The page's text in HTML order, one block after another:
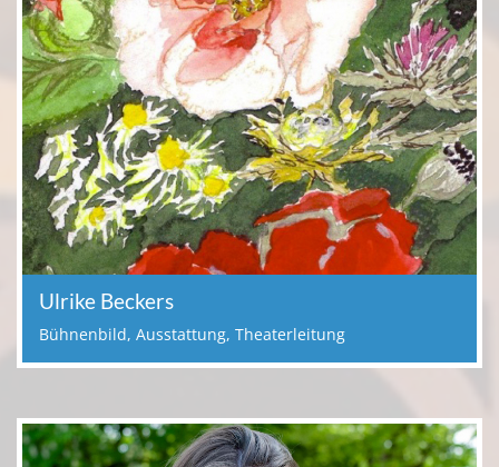
Ulrike Beckers
Bühnenbild, Ausstattung, Theaterleitung